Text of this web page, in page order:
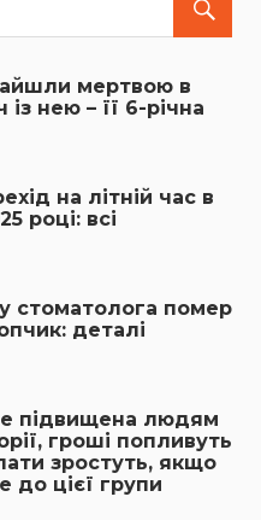
мертвою в
із нею – її 6-річна
на літній час в
році: всі
стоматолога помер
деталі
підвищена людям
гроші попливуть
зростуть, якщо
до цієї групи